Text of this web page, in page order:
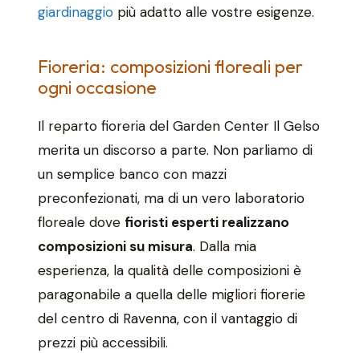
giardinaggio più adatto alle vostre esigenze.
Fioreria: composizioni floreali per
ogni occasione
Il reparto fioreria del Garden Center Il Gelso
merita un discorso a parte. Non parliamo di
un semplice banco con mazzi
preconfezionati, ma di un vero laboratorio
floreale dove fioristi esperti realizzano
composizioni su misura. Dalla mia
esperienza, la qualità delle composizioni è
paragonabile a quella delle migliori fiorerie
del centro di Ravenna, con il vantaggio di
prezzi più accessibili.